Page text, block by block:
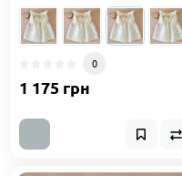
0
1 175 грн